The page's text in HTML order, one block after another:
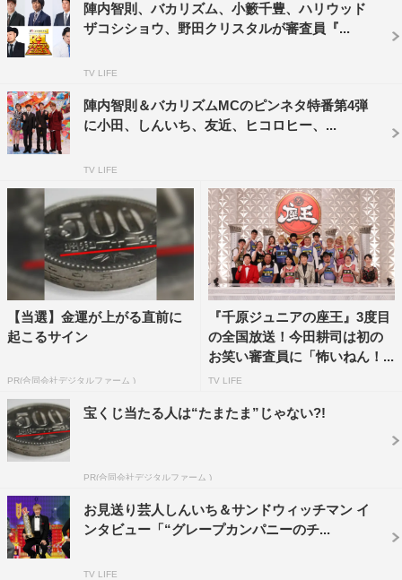
イクしたお見送り芸人しんいち。大会後、準優勝のZAZY
との間に起こった大ゲンカが話題を集めたが、そんな中、
しんいちが後輩に強要していた“おぞましい儀式”が明かさ
さらに、永野がしんいちの目に余る行動を告発。まるで大
御所芸人かのように身勝手な振る舞いをするしんいちに、
「サンドウィッチマンにでもなったつもりか？」と永野が
ほえる。
『マルコポロリ！売れて変わった！？M-1＆R-1王者一斉調査SP』永野
©カンテレ
そんな永野に、同じくグレープカンパニーに所属するしん
いちは「事務所内での永野の人望はゼロで、すべての後輩
陣内智則、バカリズム、小籔千豊、ハリウッド
ザコシショウ、野田クリスタルが審査員『...
TV LIFE
陣内智則＆バカリズムMCのピンネタ特番第4弾
に小田、しんいち、友近、ヒコロヒー、...
TV LIFE
【当選】金運が上がる直前に
起こるサイン
PR(合同会社デジタルファーム )
『千原ジュニアの座王』3度目
の全国放送！今田耕司は初の
お笑い審査員に「怖いねん！...
TV LIFE
宝くじ当たる人は“たまたま”じゃない?!
PR(合同会社デジタルファーム )
お見送り芸人しんいち＆サンドウィッチマン イ
ンタビュー「“グレープカンパニーのチ...
TV LIFE